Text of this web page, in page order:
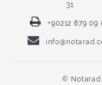
31
+90212 879 09
© Notarad